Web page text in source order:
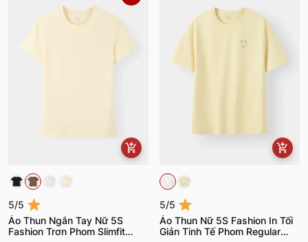
5/5
Áo Thun Ngắn Tay Nữ 5S
Fashion Trơn Phom Slimfit
5/5
Áo Thun Nữ 5S Fashion In Tối
Giản Tinh Tế Phom Regular